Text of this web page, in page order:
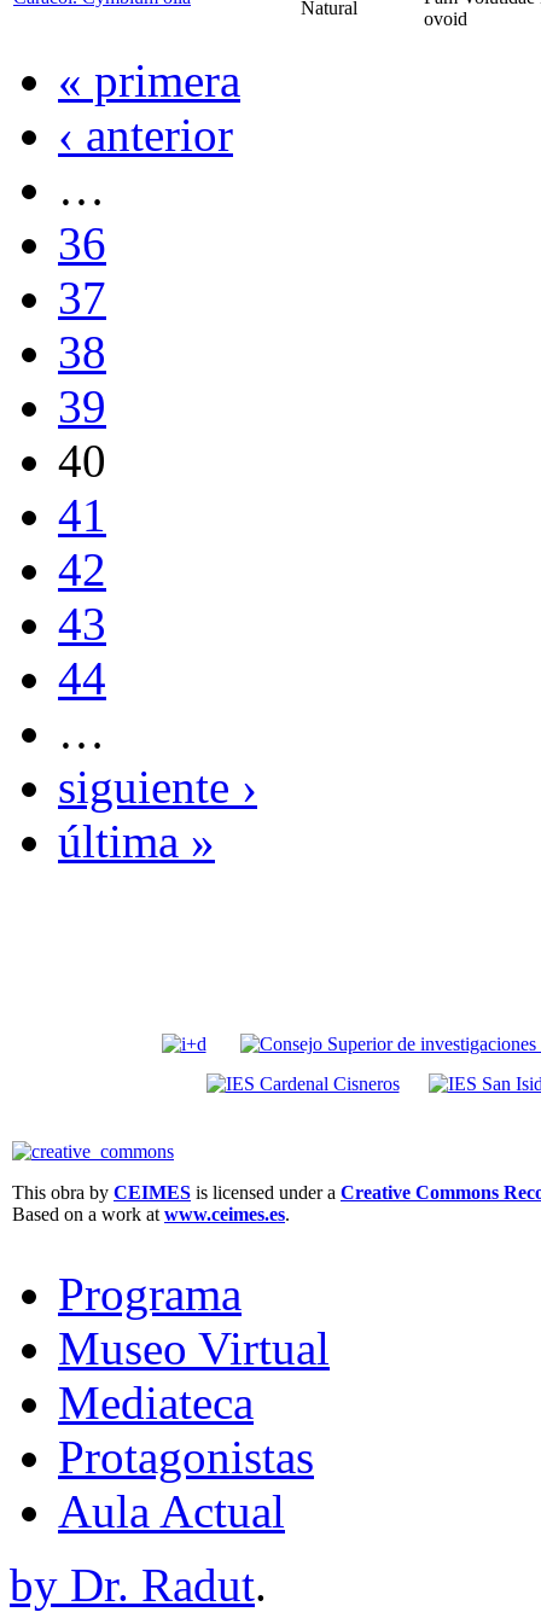
Natural
ovoid
« primera
‹ anterior
…
36
37
38
39
40
41
42
43
44
…
siguiente ›
última »
This obra by CEIMES is licensed under a Creative Commons
Based on a work at www.ceimes.es.
Programa
Museo Virtual
Mediateca
Protagonistas
Aula Actual
by Dr. Radut.